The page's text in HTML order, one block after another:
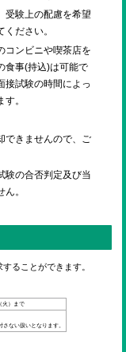
受験上の配慮を希望
ださい。
コンビニや喫茶店を
食事(持込)は可能で
接試験の時間によっ
。
できませんので、ご
験の合否判定及び当
。
ることができます。
火）まで
ない扱いとなります。